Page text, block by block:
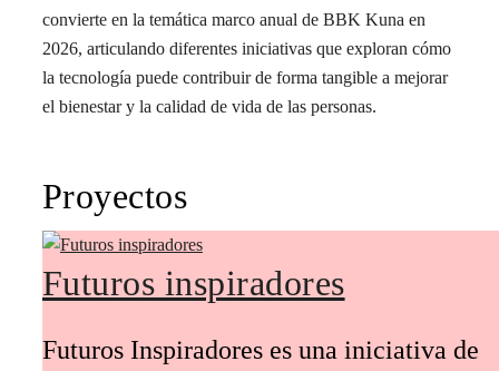
convierte en la temática marco anual de BBK Kuna en
2026, articulando diferentes iniciativas que exploran cómo
la tecnología puede contribuir de forma tangible a mejorar
el bienestar y la calidad de vida de las personas.
Proyectos
Futuros inspiradores
Futuros Inspiradores es una iniciativa de